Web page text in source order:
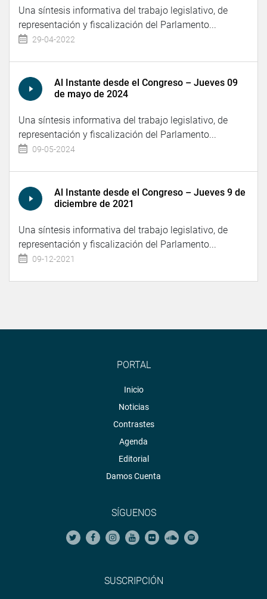
Una síntesis informativa del trabajo legislativo, de
representación y fiscalización del Parlamento...
29-04-2022
Al Instante desde el Congreso – Jueves 09
de mayo de 2024
Una síntesis informativa del trabajo legislativo, de
representación y fiscalización del Parlamento...
09-05-2024
Al Instante desde el Congreso – Jueves 9 de
diciembre de 2021
Una síntesis informativa del trabajo legislativo, de
representación y fiscalización del Parlamento...
09-12-2021
PORTAL
Inicio
Noticias
Contrastes
Agenda
Editorial
Damos Cuenta
SÍGUENOS
SUSCRIPCIÓN